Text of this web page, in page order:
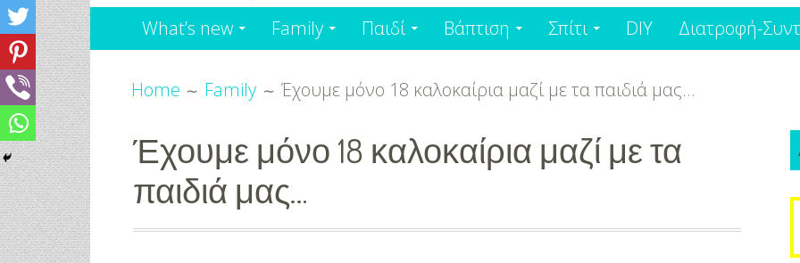
Olagiatopaidi.gr
Όλα
Για
το
Παιδί
-
What’s new Family Παιδί Βάπτιση Σπίτι DIY Διατροφή-
Breadcrumbs
Home Family Έχουμε μόνο 18 καλοκαίρια μαζί με τα παιδιά μας…
Έχουμε μόνο 18 καλοκαίρια μαζί με τα
παιδιά μας…